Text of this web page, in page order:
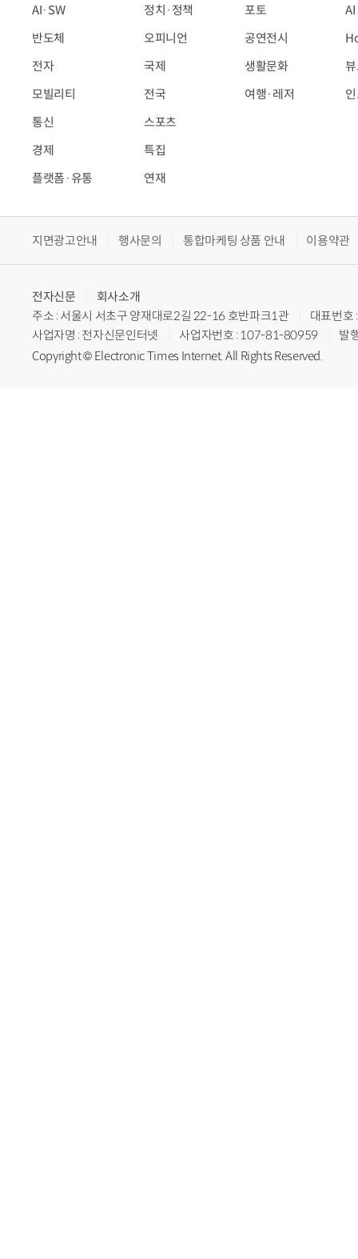
AI·SW
반도체
전자
모빌리티
통신
경제
플랫폼·유통
정치·정책
오피니언
국제
전국
스포츠
특집
연재
포토
공연전시
생활문화
여행·레저
지면광고안내 행사문의 통합마케팅 상품 안내 이용약관
전자신문
회사소개
주소 : 서울시 서초구 양재대로2길 22-16 호반파크1관
대표번
사업자명 : 전자신문인터넷
사업자번호 : 107-81-80959
발
Copyright © Electronic Times Internet. All Rights Reserved.